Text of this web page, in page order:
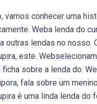
vamos conhecer uma
Weba lenda do
outras lendas no nosso.
este.
sobre a lenda do.
fala sobre um
é uma linda lenda do